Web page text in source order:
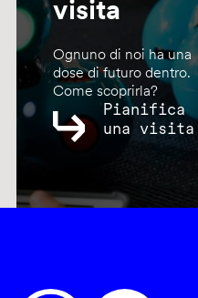
visita
Ognuno di noi ha una
dose di futuro dentro.
Come scoprirla?
Pianifica
una visita